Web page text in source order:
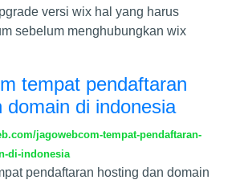
versi wix hal yang harus
sebelum menghubungkan wix
tempat pendaftaran
domain di indonesia
jagowebcom-tempat-pendaftaran-
di-indonesia
pendaftaran hosting dan domain